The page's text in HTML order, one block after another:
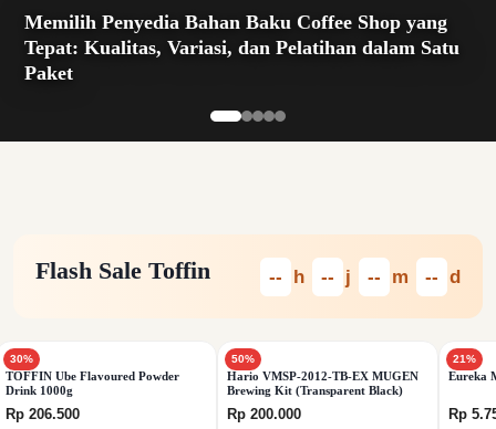
Memilih Penyedia Bahan Baku Coffee Shop yang
Tepat: Kualitas, Variasi, dan Pelatihan dalam Satu
Paket
Flash Sale Toffin -- h -- j -- m -- d
30%
TOFFIN Ube Flavoured Powder
Drink 1000g
Rp 206.500
50%
Hario VMSP-2012-TB-EX MUGEN
Brewing Kit (Transparent Black)
Rp 200.000
21%
Eureka
Rp